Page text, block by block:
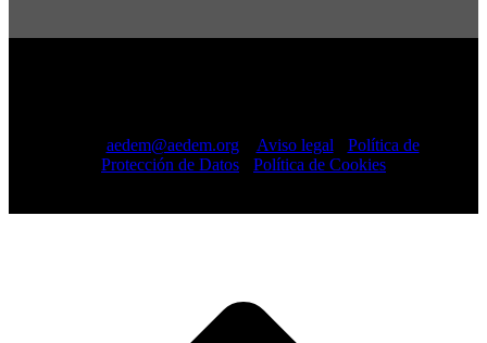
aedem@aedem.org// Aviso legal
Política de
Protección de Datos
Política de Cookies